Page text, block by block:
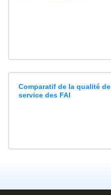
Comparatif de la qualité de
service des FAI